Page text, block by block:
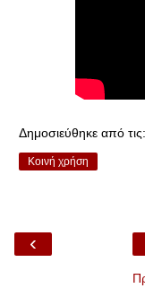
Δημοσιεύθηκε από τις:
Κοινή χρήση
‹